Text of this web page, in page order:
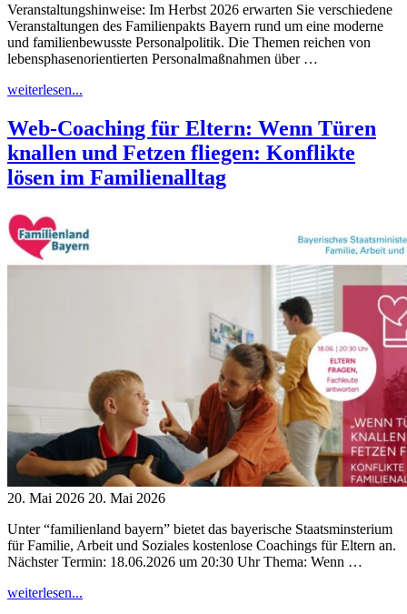
Veranstaltungshinweise: Im Herbst 2026 erwarten Sie verschiedene
Veranstaltungen des Familienpakts Bayern rund um eine moderne
und familienbewusste Personalpolitik. Die Themen reichen von
lebensphasenorientierten Personalmaßnahmen über …
weiterlesen...
(Online-)
Veranstaltungen
zum
Thema
Vereinbarkeit
&
Familie"
Web-Coaching für Eltern: Wenn Türen
knallen und Fetzen fliegen: Konflikte
lösen im Familienalltag
20. Mai 2026 20. Mai 2026
Unter “familienland bayern” bietet das bayerische Staatsminsterium
für Familie, Arbeit und Soziales kostenlose Coachings für Eltern an.
Nächster Termin: 18.06.2026 um 20:30 Uhr Thema: Wenn …
weiterlesen...